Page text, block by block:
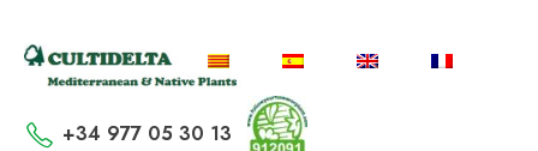
+34 977 05 30 13